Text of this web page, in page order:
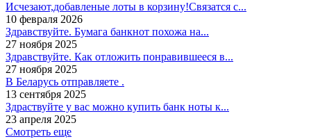
Исчезают,добавленые лоты в корзину!Связатся с...
10 февраля 2026
Здравствуйте. Бумага банкнот похожа на...
27 ноября 2025
Здравствуйте. Как отложить понравившееся в...
27 ноября 2025
В Беларусь отправляете .
13 сентября 2025
Здраствуйте у вас можно купить банк ноты к...
23 апреля 2025
Смотреть еще